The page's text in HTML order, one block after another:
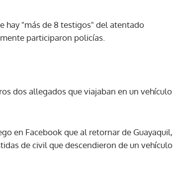
hay "más de 8 testigos" del atentado
participaron policías.
dos allegados que viajaban en un vehículo
en Facebook que al retornar de Guayaquil,
de civil que descendieron de un vehículo